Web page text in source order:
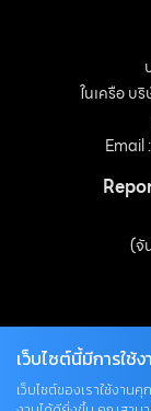
ในเครือ บ
Email :
(จั
เว็บไซต์นี้มีการใช้
เว็บไซต์ของเราใช้งาน